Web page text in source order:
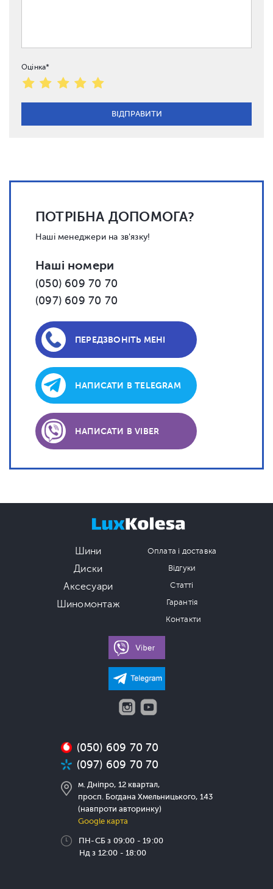
Оцінка*
ПОТРІБНА ДОПОМОГА?
Наші менеджери на зв'язку!
Наші номери
(050) 609 70 70
(097) 609 70 70
ПЕРЕДЗВОНІТЬ МЕНІ
НАПИСАТИ В TELEGRAM
НАПИСАТИ В VIBER
Шини
Диски
Аксесуари
Шиномонтаж
Оплата і доставка
Відгуки
Статті
Гарантія
Контакти
(050) 609 70 70
(097) 609 70 70
м. Дніпро, 12 квартал,
просп. Богдана Хмельницького, 143
(навпроти авторинку)
Google карта
ПН-СБ з 09:00 - 19:00
Нд з 12:00 - 18:00